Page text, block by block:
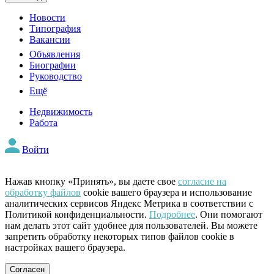
Новости
Типография
Вакансии
Объявления
Биографии
Руководство
Ещё
Недвижимость
Работа
Войти
Нажав кнопку «Принять», вы даете свое согласие на
обработку файлов cookie вашего браузера и использование
аналитических сервисов Яндекс Метрика в соответствии с
Политикой конфиденциальности. Подробнее. Они помогают
нам делать этот сайт удобнее для пользователей. Вы можете
запретить обработку некоторых типов файлов cookie в
настройках вашего браузера.
Согласен